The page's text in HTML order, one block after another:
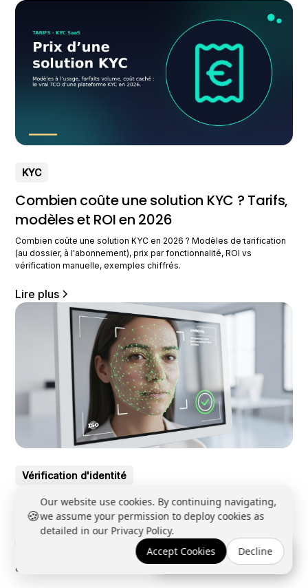
KYC
Combien coûte une solution KYC ? Tarifs,
modèles et ROI en 2026
Combien coûte une solution KYC en 2026 ? Modèles de tarification
(au dossier, à l'abonnement), prix par fonctionnalité, ROI vs
vérification manuelle, exemples chiffrés.
Lire plus
Vérification d'identité
Liveness detection : guide complet anti-
spoofing 2026
Liveness detection en KYC : différence actif vs passif, norme ISO
30107-3, attaques PAD, certification iBeta, intégration mobile/web,
choisir son fournisseur.
🍪
Our website use cookies. By continuing navigating,
we assume your permission to deploy cookies as
detailed in our Privacy Policy.
Accept Cookies
Decline
Réserver une démo →